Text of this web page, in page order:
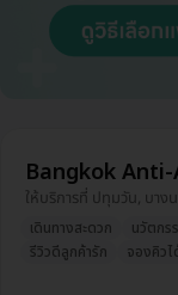
Bangkok
ให้บริการที่ ปทุมวัน, บาง
เดินทางสะดวก นวัตกร
รีวิวดีลูกค้ารัก
จองคิวไ